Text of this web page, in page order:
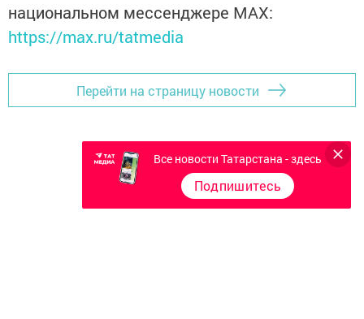
национальном мессенджере MАХ:
https://max.ru/tatmedia
Перейти на страницу новости
Все новости Татарстана - здесь
Подпишитесь